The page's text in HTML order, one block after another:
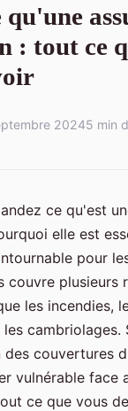
qu'une
: tout ce
20245 min
ce qu'est
elle est
pour
couvre plusieurs
les incendies,
cambriolages.
des couvertures
vulnérable face
ce que vous